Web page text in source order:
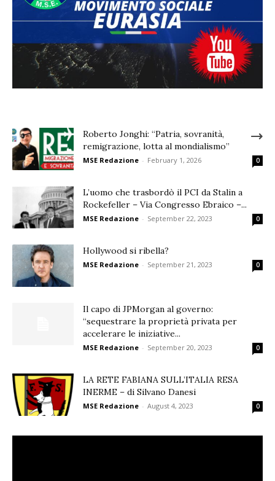
Roberto Jonghi: “Patria, sovranità,
remigrazione, lotta al mondialismo”
MSE Redazione - February 1, 2026 0
L’uomo che trasbordò il PCI da Stalin a
Rockefeller – Via Congresso Ebraico –...
MSE Redazione - September 22, 2023 0
Hollywood si ribella?
MSE Redazione - September 21, 2023 0
Il capo di JPMorgan al governo:
“sequestrare la proprietà privata per
accelerare le iniziative...
MSE Redazione - September 20, 2023 0
LA RETE FABIANA SULL’ITALIA RESA
INERME – di Silvano Danesi
MSE Redazione - August 4, 2023 0